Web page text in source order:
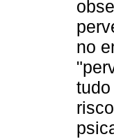
no